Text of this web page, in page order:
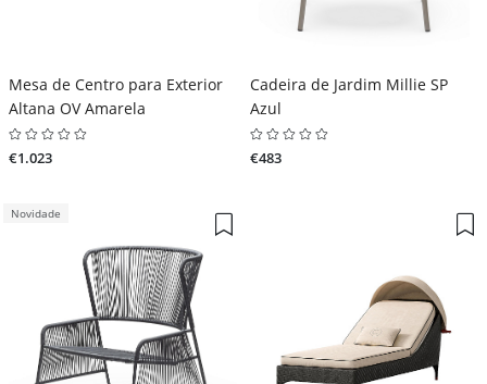
Mesa de Centro para Exterior
Altana OV Amarela
€1.023
Cadeira de Jardim Millie SP
Azul
€483
Novidade